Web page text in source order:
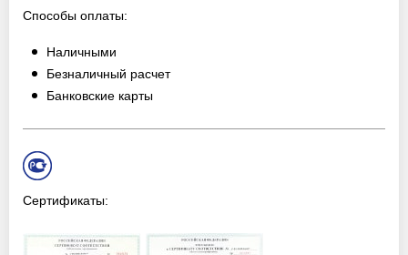
Способы оплаты:
Наличными
Безналичный расчет
Банковские карты
Сертификаты: